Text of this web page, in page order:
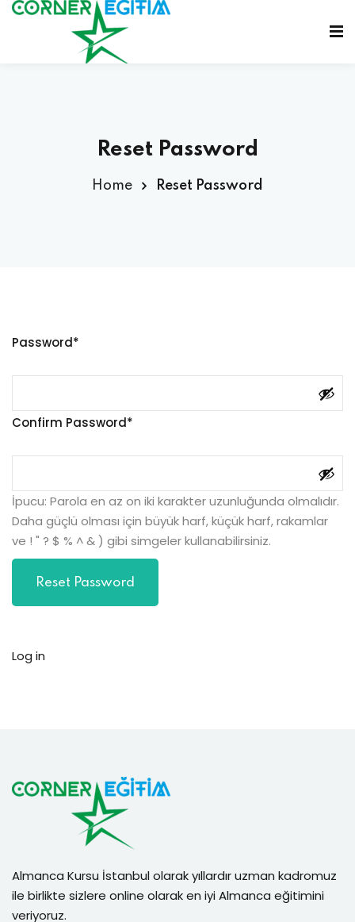
Reset Password
Home Reset Password
Password
Confirm Password
İpucu: Parola en az on iki karakter uzunluğunda olmalıdır.
Daha güçlü olması için büyük harf, küçük harf, rakamlar
ve ! " ? $ % ^ & ) gibi simgeler kullanabilirsiniz.
Log in
Almanca Kursu İstanbul olarak yıllardır uzman kadromuz
ile birlikte sizlere online olarak en iyi Almanca eğitimini
veriyoruz.
Sign in